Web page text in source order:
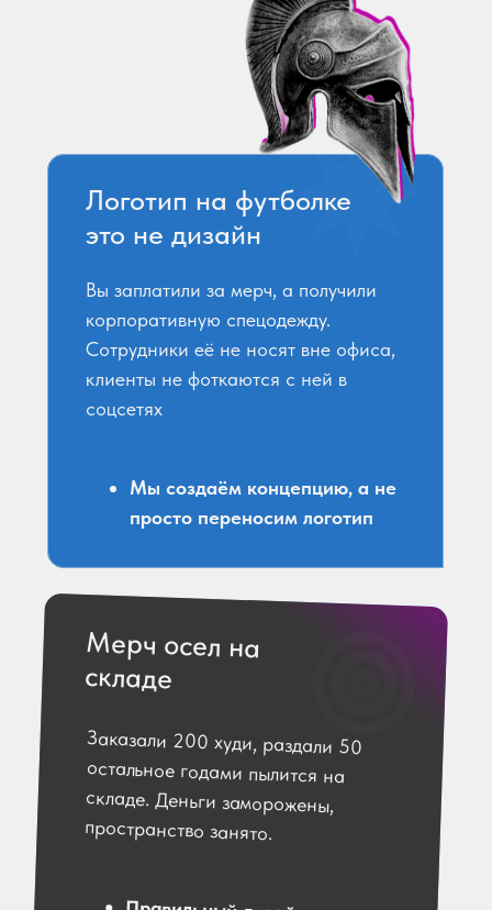
Вы заплатили за мерч, а получили
корпоративную спецодежду.
Сотрудники её не носят вне офиса,
клиенты не фоткаются с ней в
соцсетях
Мы создаём концепцию, а не
просто переносим логотип
Логотип на футболке
это не дизайн
Мерч осел на
складе
Заказали 200 худи, раздали 50
остальное годами пылится на
складе. Деньги заморожены,
пространство занято.